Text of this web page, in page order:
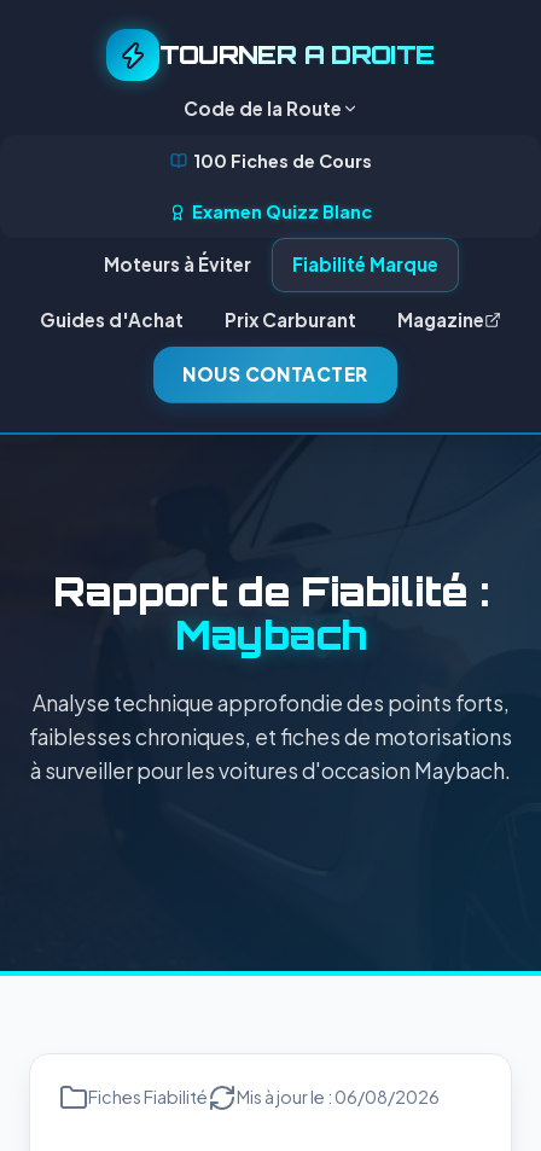
TOURNER A DROITE
Code de la Route
100 Fiches de Cours
Examen Quizz Blanc
Moteurs à Éviter Fiabilité Marque
Guides d'Achat Prix Carburant Magazine
NOUS CONTACTER
Rapport de Fiabilité :
Maybach
Analyse technique approfondie des points forts,
faiblesses chroniques, et fiches de motorisations
à surveiller pour les voitures d'occasion Maybach.
Fiches Fiabilité Mis à jour le : 06/08/2026